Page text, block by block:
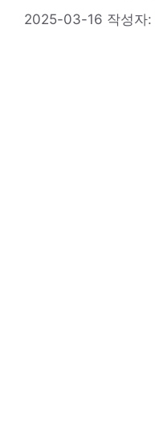
2025-03-16 작성자: